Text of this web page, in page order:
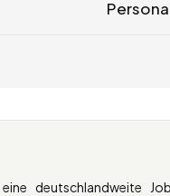
deutschlandweite